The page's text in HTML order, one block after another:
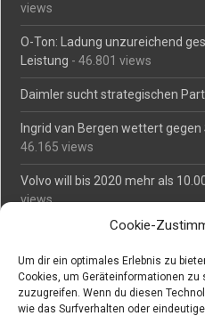
Cookie-
Um dir ein optimales Erlebnis zu
Cookies, um Geräteinformationen
zuzugreifen. Wenn du diesen
wie das Surfverhalten oder
views
O-Ton: Ladung unzureichend
Leistung - 46.801 views
Daimler sucht strategischen
Ingrid van Bergen wettert
46.165 views
Volvo will bis 2020 mehr als
views
Mäßiges Interesse an Daimlers
O-Ton: Wer muss Schaden für
zahlen? - 42.379 views